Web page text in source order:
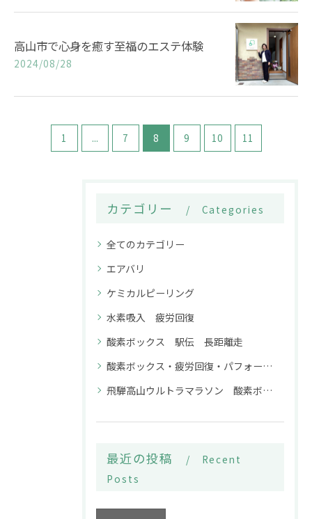
高山市で心身を癒す至福のエステ体験
2024/08/28
1 ... 7 8 9 10 11
カテゴリー Categories
全てのカテゴリー
エアバリ
ケミカルピーリング
水素吸入 疲労回復
酸素ボックス 駅伝 長距離走
酸素ボックス・疲労回復・パフォーマンス向上
飛騨高山ウルトラマラソン 酸素ボックス 水素吸入
最近の投稿
Recent
Posts